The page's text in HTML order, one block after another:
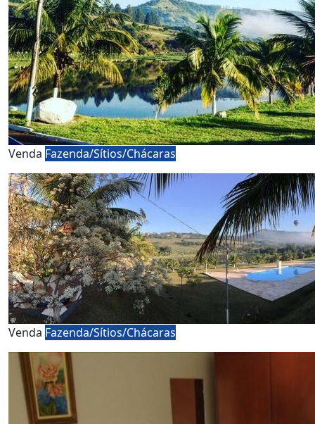
Venda Fazenda/Sítios/Chácaras
Venda Fazenda/Sítios/Chácaras